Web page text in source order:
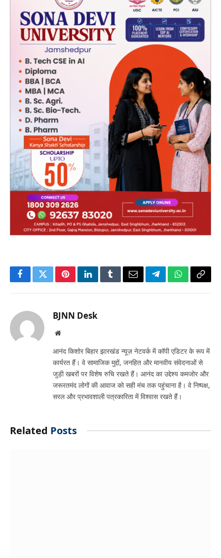
FacebookTwitterPinterestLinkedInTumblrEmailTelegramWhatsApp
Copy
BJNN Desk
Website
आनंद किशोर बिहार झारखंड न्यूज़ नेटवर्क में कॉपी एडिटर के रूप में
कार्यरत हैं। वे सामाजिक मुद्दों, जनहित और मानवीय संवेदनाओं से
जुड़ी खबरों पर विशेष रुचि रखते हैं। आनंद का उद्देश्य कमजोर और
जरूरतमंद लोगों की आवाज को सही मंच तक पहुंचाना है। वे निष्पक्ष,
सरल और प्रभावशाली पत्रकारिता में विश्वास रखते हैं।
Related Posts